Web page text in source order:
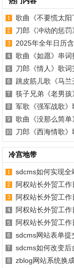
歌曲《不要慌太
刀郎《冲动的惩
2025年全年日历
歌曲《如愿》串词
刀郎《情人》歌词
跳皮筋儿歌《马
筷子兄弟《老男孩
军歌《强军战歌》
歌曲《没那么简单
刀郎《西海情歌》
冷宫地带
sdcms如何实现全
阿权站长外贸工
阿权站长外贸工
阿权站长外贸工
阿权站长外贸工
sdcms网站表单提
sdcms如何改变后
zblog网站系统换